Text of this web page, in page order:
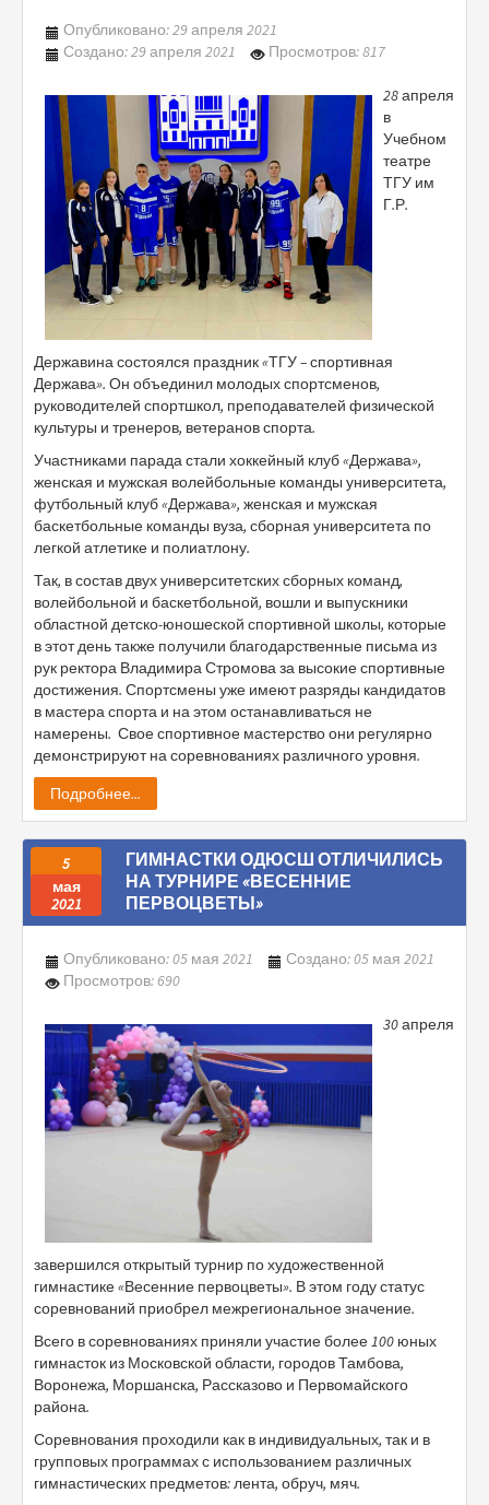
Опубликовано: 29 апреля 2021
Создано: 29 апреля 2021
Просмотров: 817
28 апреля
в
Учебном
театре
ТГУ им
Г.Р.
Державина состоялся праздник «ТГУ – спортивная
Держава». Он объединил молодых спортсменов,
руководителей спортшкол, преподавателей физической
культуры и тренеров, ветеранов спорта.
Участниками парада стали хоккейный клуб «Держава»,
женская и мужская волейбольные команды университета,
футбольный клуб «Держава», женская и мужская
баскетбольные команды вуза, сборная университета по
легкой атлетике и полиатлону.
Так, в состав двух университетских сборных команд,
волейбольной и баскетбольной, вошли и выпускники
областной детско-юношеской спортивной школы, которые
в этот день также получили благодарственные письма из
рук ректора Владимира Стромова за высокие спортивные
достижения. Спортсмены уже имеют разряды кандидатов
в мастера спорта и на этом останавливаться не
намерены. Свое спортивное мастерство они регулярно
демонстрируют на соревнованиях различного уровня.
Подробнее...
5
мая
2021
ГИМНАСТКИ ОДЮСШ ОТЛИЧИЛИСЬ
НА ТУРНИРЕ «ВЕСЕННИЕ
ПЕРВОЦВЕТЫ»
Опубликовано: 05 мая 2021
Создано: 05 мая 2021
Просмотров: 690
30 апреля
завершился открытый турнир по художественной
гимнастике «Весенние первоцветы». В этом году статус
соревнований приобрел межрегиональное значение.
Всего в соревнованиях приняли участие более 100 юных
гимнасток из Московской области, городов Тамбова,
Воронежа, Моршанска, Рассказово и Первомайского
района.
Соревнования проходили как в индивидуальных, так и в
групповых программах с использованием различных
гимнастических предметов: лента, обруч, мяч.